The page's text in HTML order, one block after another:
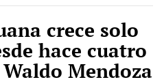
crece solo
hace cuatro
Mendoza